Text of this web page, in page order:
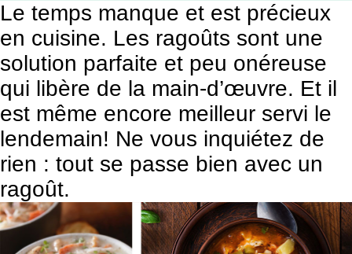
Le temps manque et est précieux
en cuisine. Les ragoûts sont une
solution parfaite et peu onéreuse
qui libère de la main-d’œuvre. Et il
est même encore meilleur servi le
lendemain! Ne vous inquiétez de
rien : tout se passe bien avec un
ragoût.